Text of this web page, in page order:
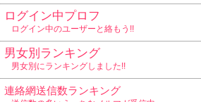
ログイン中プロフ
ログイン中のユーザーと絡もう!!
男女別ランキング
男女別にランキングしました!!
連絡網送信数ランキング